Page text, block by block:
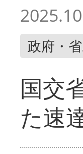
政府・
国交
た速